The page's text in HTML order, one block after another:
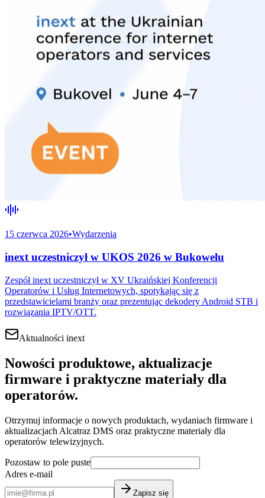
15 czerwca 2026•Wydarzenia
inext uczestniczył w UKOS 2026 w Bukowelu
Zespół inext uczestniczył w XV Ukraińskiej Konferencji
Operatorów i Usług Internetowych, spotykając się z
przedstawicielami branży oraz prezentując dekodery Android STB i
rozwiązania IPTV/OTT.
Aktualności inext
Nowości produktowe, aktualizacje
firmware i praktyczne materiały dla
operatorów.
Otrzymuj informacje o nowych produktach, wydaniach firmware i
aktualizacjach Alcatraz DMS oraz praktyczne materiały dla
operatorów telewizyjnych.
Pozostaw to pole puste
Adres e-mail
Zapisz się